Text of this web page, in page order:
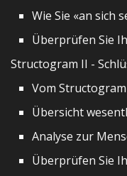
Wie Sie «an sich
Überprüfen Sie
Structogram II -
Vom
Übersicht
Analyse zur
Überprüfen Sie